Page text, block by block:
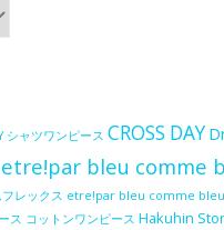
シャツワンピース CROSS DAY
etre!par bleu comme
レックス etre!par bleu comme bleu
ス コットンワンピース Hakuhin